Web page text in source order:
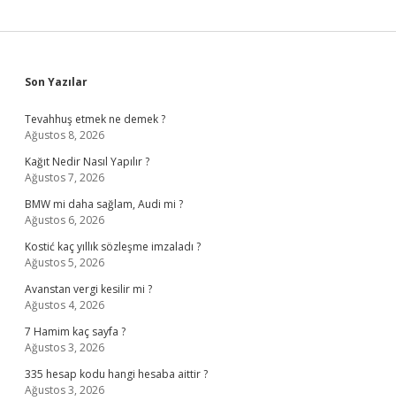
Sidebar
Son Yazılar
Tevahhuş etmek ne demek ?
Ağustos 8, 2026
Kağıt Nedir Nasıl Yapılır ?
Ağustos 7, 2026
BMW mi daha sağlam, Audi mi ?
Ağustos 6, 2026
Kostić kaç yıllık sözleşme imzaladı ?
Ağustos 5, 2026
Avanstan vergi kesilir mi ?
Ağustos 4, 2026
7 Hamim kaç sayfa ?
Ağustos 3, 2026
335 hesap kodu hangi hesaba aittir ?
Ağustos 3, 2026